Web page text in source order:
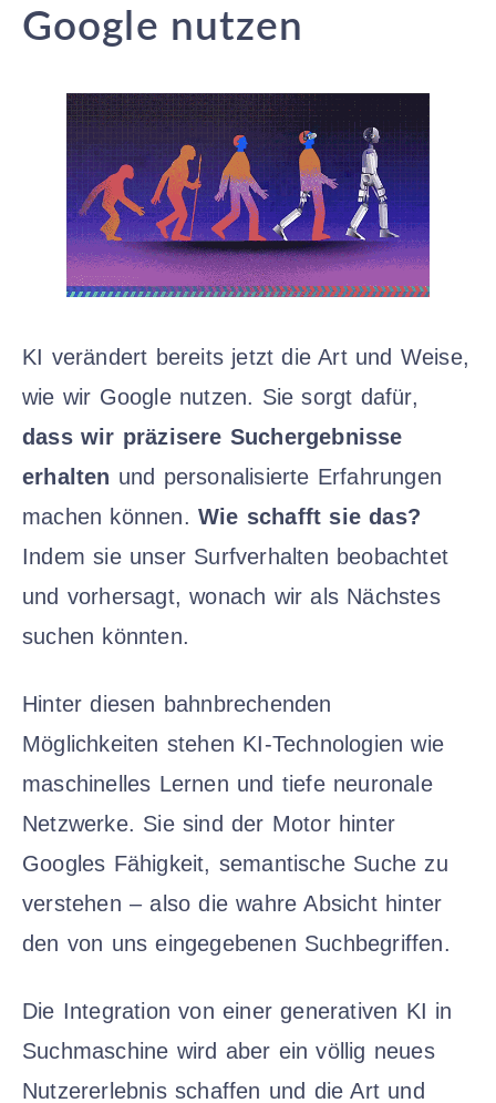
Google nutzen
KI verändert bereits jetzt die Art und Weise,
wie wir Google nutzen. Sie sorgt dafür,
dass wir präzisere Suchergebnisse
erhalten und personalisierte Erfahrungen
machen können. Wie schafft sie das?
Indem sie unser Surfverhalten beobachtet
und vorhersagt, wonach wir als Nächstes
suchen könnten.
Hinter diesen bahnbrechenden
Möglichkeiten stehen KI-Technologien wie
maschinelles Lernen und tiefe neuronale
Netzwerke. Sie sind der Motor hinter
Googles Fähigkeit, semantische Suche zu
verstehen – also die wahre Absicht hinter
den von uns eingegebenen Suchbegriffen.
Die Integration von einer generativen KI in
Suchmaschine wird aber ein völlig neues
Nutzererlebnis schaffen und die Art und